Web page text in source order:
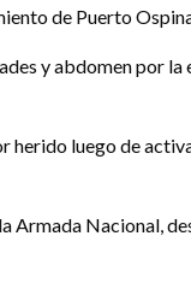
de Puerto
y abdomen por la
herido luego de
Armada Nacional,